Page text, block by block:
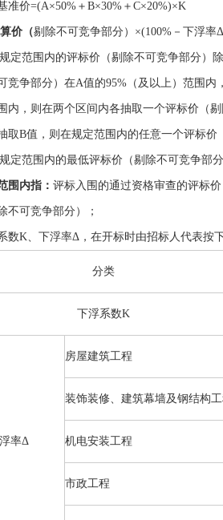
准价=(A×50% ＋ B×30% ＋ C×20%)×K
价 （剔除不可竞争部分） ×(100% －下浮率Δ
定范围内的评标价 （剔除不可竞争部分） 除
竞争部分） 在A值的95% （ 及以上） 范围内
内，则在两个区间内各抽取一个评标价 （
取B值，则在规定范围内的任意一个评标价
定范围内的最低评标价 （剔除不可竞争部分
围内指 ： 评标入围的通过资格审查的评标价
不可竞争部分） ；
数K、下浮率Δ，在开标时由招标人代表按
分类
下浮系数K
率Δ
房屋建筑工程
装饰装修、建筑幕墙及钢结构
机电安装工程
市政工程